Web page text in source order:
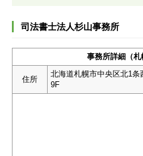
司法書士法人杉山事務所
事務所詳細（札
住所
北海道札幌市中央区北1
9F